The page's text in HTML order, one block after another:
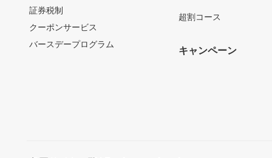
証券税制
クーポンサービス
バースデープログラム
超割コース
キャンペーン